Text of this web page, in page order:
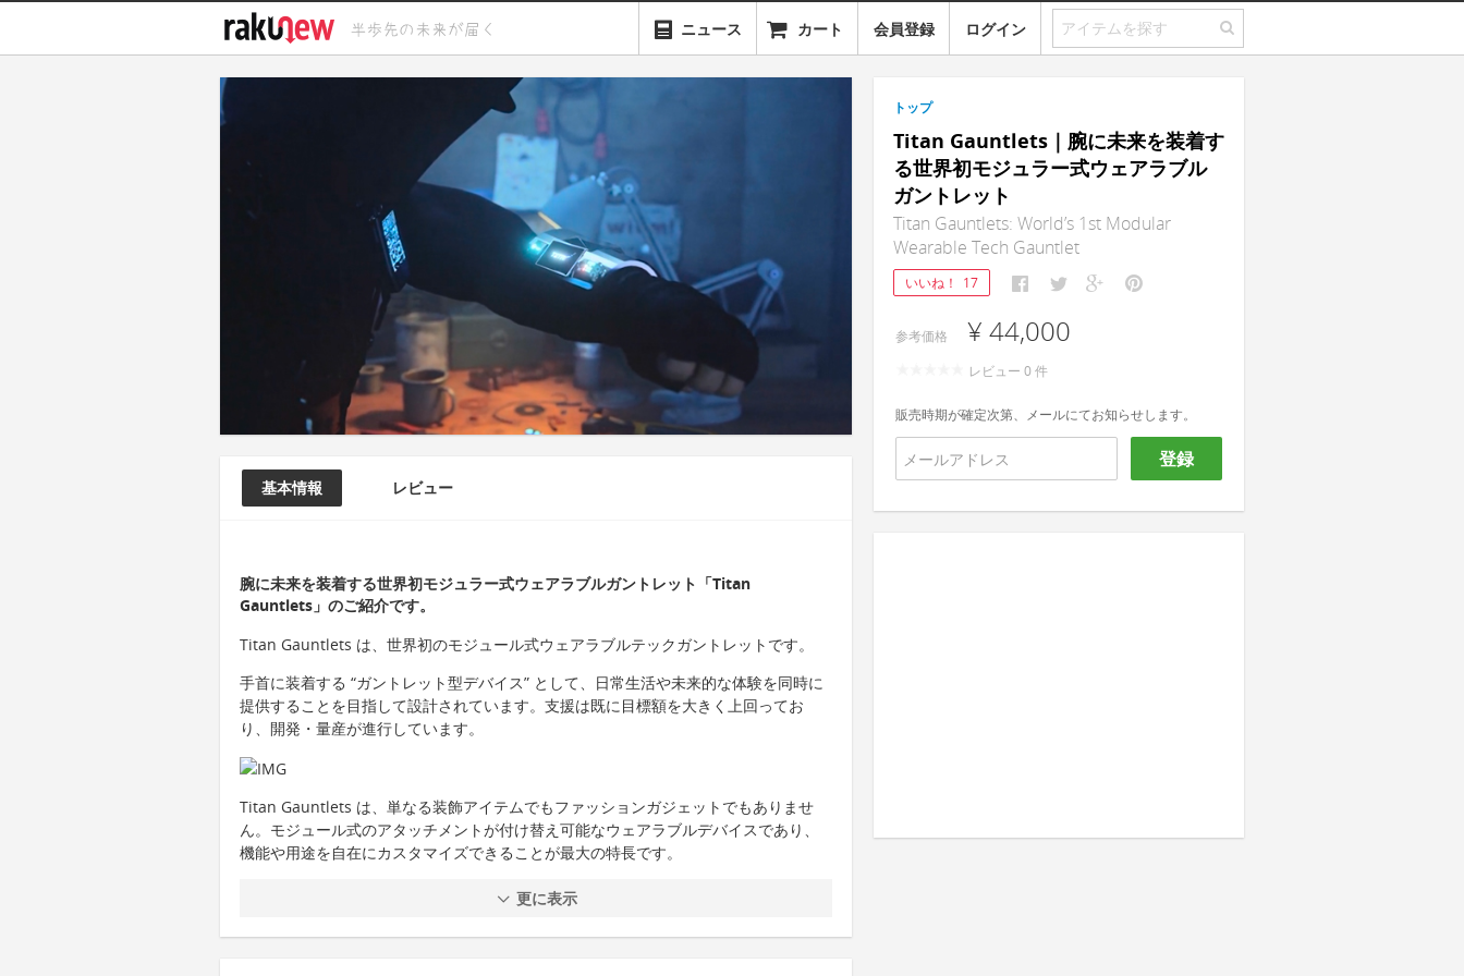
ニュース カート 会員登録 ログイン
基本情報 レビュー
腕に未来を装着する世界初モジュラー式ウェアラブルガントレット「Titan
Gauntlets」のご紹介です。
Titan Gauntlets は、世界初のモジュール式ウェアラブルテックガントレットです。
手首に装着する “ガントレット型デバイス” として、日常生活や未来的な体験を同時に
提供することを目指して設計されています。支援は既に目標額を大きく上回ってお
り、開発・量産が進行しています。
Titan Gauntlets は、単なる装飾アイテムでもファッションガジェットでもありませ
ん。モジュール式のアタッチメントが付け替え可能なウェアラブルデバイスであり、
機能や用途を自在にカスタマイズできることが最大の特長です。
更に表示
トップ
Titan Gauntlets｜腕に未来を装着す
る世界初モジュラー式ウェアラブル
ガントレット
Titan Gauntlets: World’s 1st Modular
Wearable Tech Gauntlet
いいね！ 17
参考価格 ¥ 44,000
レビュー 0 件
販売時期が確定次第、メールにてお知らせします。
登録